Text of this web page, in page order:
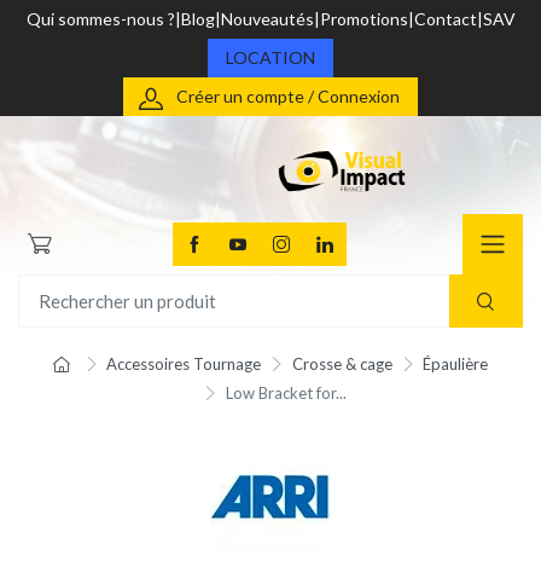
Qui sommes-nous ? Blog Nouveautés Promotions Contact SAV
LOCATION
Créer un compte / Connexion
Accessoires Tournage Crosse & cage
Épaulière
Low Bracket for...